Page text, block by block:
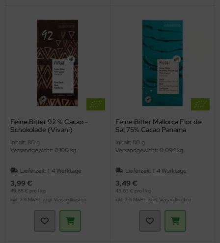
Feine Bitter 92 % Cacao -
Schokolade (Vivani)
Inhalt: 80 g
Versandgewicht: 0,100 kg
Lieferzeit: 1-4 Werktage
3,99 €
49,88 € pro 1 kg
inkl. 7 % MwSt. zzgl. Versandkosten
Feine Bitter Mallorca Flor de
Sal 75% Cacao Panama
Inhalt: 80 g
Versandgewicht: 0,094 kg
Lieferzeit: 1-4 Werktage
3,49 €
43,63 € pro 1 kg
inkl. 7 % MwSt. zzgl. Versandkosten